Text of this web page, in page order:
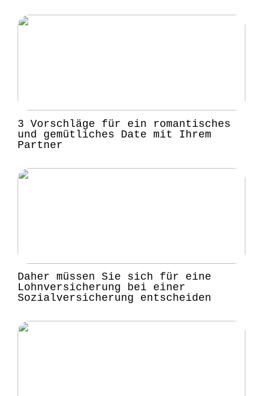
3 Vorschläge für ein romantisches
und gemütliches Date mit Ihrem
Partner
Daher müssen Sie sich für eine
Lohnversicherung bei einer
Sozialversicherung entscheiden